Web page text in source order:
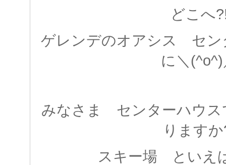
どこへ
ゲレンデのオアシス セン
に＼(^o^)
みなさま センターハウス
ります
スキー場 といえ